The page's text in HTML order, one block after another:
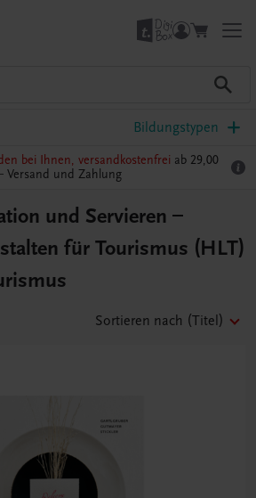
Bildungstypen
bei Ihnen, versandkostenfrei ab 29,00
Versand und Zahlung
und Servieren –
für Tourismus (HLT)
Sortieren nach (Titel)